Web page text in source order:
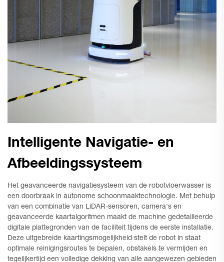
Intelligente Navigatie- en
Afbeeldingssysteem
Het geavanceerde navigatiesysteem van de robotvloerwasser is
een doorbraak in autonome schoonmaaktechnologie. Met behulp
van een combinatie van LiDAR-sensoren, camera's en
geavanceerde kaartalgoritmen maakt de machine gedetailleerde
digitale plattegronden van de faciliteit tijdens de eerste installatie.
Deze uitgebreide kaartingsmogelijkheid stelt de robot in staat
optimale reinigingsroutes te bepalen, obstakels te vermijden en
tegelijkertijd een volledige dekking van alle aangewezen gebieden